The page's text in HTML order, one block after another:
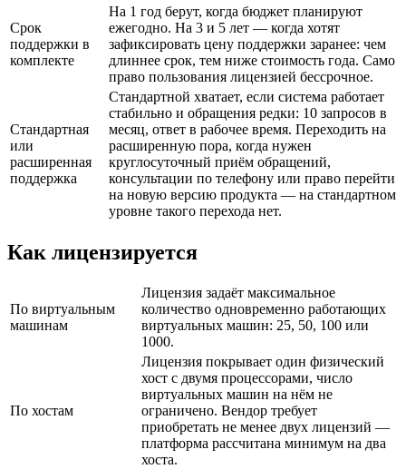
Срок
поддержки в
комплекте
На 1 год берут, когда бюджет планируют
ежегодно. На 3 и 5 лет — когда хотят
зафиксировать цену поддержки заранее: чем
длиннее срок, тем ниже стоимость года. Само
право пользования лицензией бессрочное.
Стандартная
или
расширенная
поддержка
Стандартной хватает, если система работает
стабильно и обращения редки: 10 запросов в
месяц, ответ в рабочее время. Переходить на
расширенную пора, когда нужен
круглосуточный приём обращений,
консультации по телефону или право перейти
на новую версию продукта — на стандартном
уровне такого перехода нет.
Как лицензируется
По виртуальным
машинам
Лицензия задаёт максимальное
количество одновременно работающих
виртуальных машин: 25, 50, 100 или
1000.
По хостам
Лицензия покрывает один физический
хост с двумя процессорами, число
виртуальных машин на нём не
ограничено. Вендор требует
приобретать не менее двух лицензий —
платформа рассчитана минимум на два
хоста.